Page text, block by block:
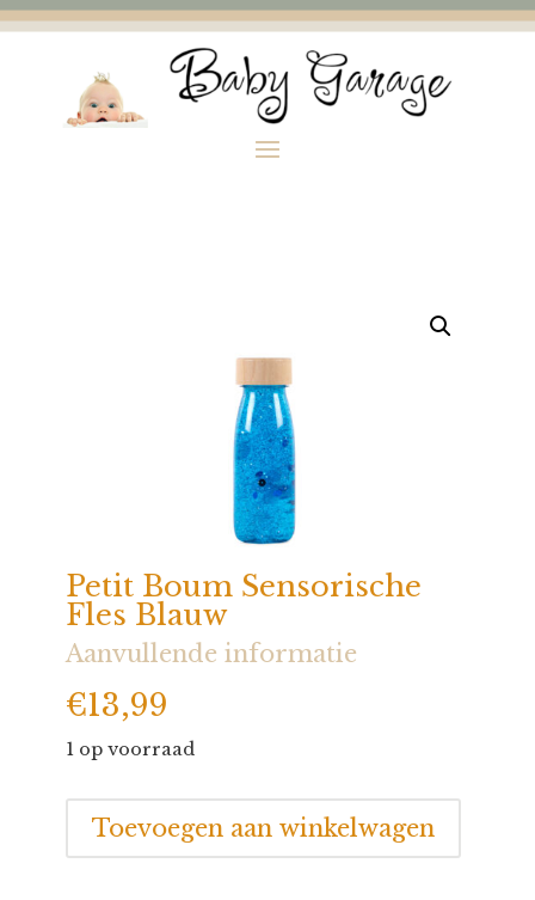
Petit Boum Sensorische
Fles Blauw
Aanvullende informatie
€13,99
1 op voorraad
Petit
Boum
Sensorische
Toevoegen aan winkelwagen